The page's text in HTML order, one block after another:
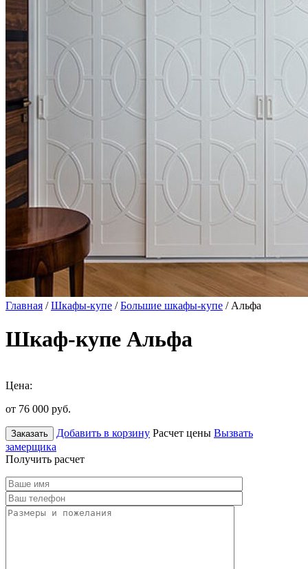
Главная /Шкафы-купе /Большие шкафы-купе / Альфа
Шкаф-купе Альфа
Цена:
от 76 000 руб.
Заказать Добавить в корзину Расчет цены Вызвать
замерщика
Получить расчет